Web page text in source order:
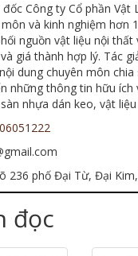
Công ty Cổ phần Vật
và kinh nghiệm hơn
nguồn vật liệu nội thất
giá thành hợp lý. Tác
dung chuyên môn chia
những thông tin hữu ích
nhựa dán keo, vật
236 phố Đại Từ, Đại
đọc